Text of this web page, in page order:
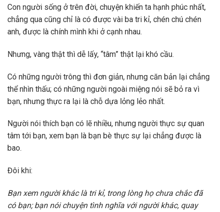
Con người sống ở trên đời, chuyện khiến ta hạnh phúc nhất,
chẳng qua cũng chỉ là có được vài ba tri kỉ, chén chú chén
anh, được là chính mình khi ở cạnh nhau.
Nhưng, vàng thật thì dễ lấy, “tâm” thật lại khó cầu.
Có những người trông thì đơn giản, nhưng căn bản lại chẳng
thể nhìn thấu; có những người ngoài miệng nói sẽ bỏ ra vì
bạn, nhưng thực ra lại là chỗ dựa lỏng lẻo nhất.
Người nói thích bạn có lẽ nhiều, nhưng người thực sự quan
tâm tới bạn, xem bạn là bạn bè thực sự lại chẳng được là
bao.
Đôi khi:
Bạn xem người khác là tri kỉ, trong lòng họ chưa chắc đã
có bạn; bạn nói chuyện tình nghĩa với người khác, quay